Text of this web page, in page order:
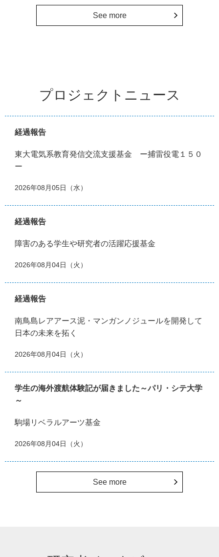
See more
プロジェクトニュース
経過報告
東大電気系教育発信交流支援基金 ー捕雷役電１５０
ー
2026年08月05日（水）
経過報告
障害のある学生や研究者の活躍応援基金
2026年08月04日（火）
経過報告
南鳥島レアアース泥・マンガンノジュールを開発して
日本の未来を拓く
2026年08月04日（火）
学生の海外渡航体験記が届きました～パリ・シテ大学
～
駒場リベラルアーツ基金
2026年08月04日（火）
See more